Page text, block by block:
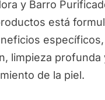
y Barro
está
limpieza profunda
de la piel.